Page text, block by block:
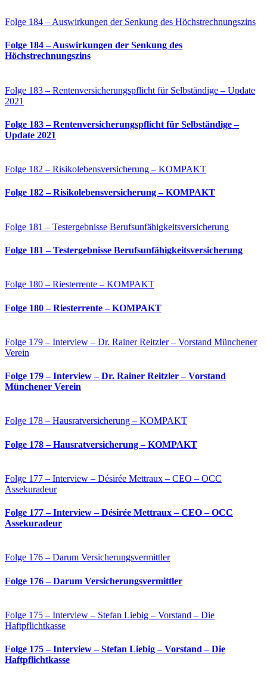
Folge 184 – Auswirkungen der Senkung des Höchstrechnungszins
Folge 184 – Auswirkungen der Senkung des
Höchstrechnungszins
Folge 183 – Rentenversicherungspflicht für Selbständige – Update
2021
Folge 183 – Rentenversicherungspflicht für Selbständige –
Update 2021
Folge 182 – Risikolebensversicherung – KOMPAKT
Folge 182 – Risikolebensversicherung – KOMPAKT
Folge 181 – Testergebnisse Berufsunfähigkeitsversicherung
Folge 181 – Testergebnisse Berufsunfähigkeitsversicherung
Folge 180 – Riesterrente – KOMPAKT
Folge 180 – Riesterrente – KOMPAKT
Folge 179 – Interview – Dr. Rainer Reitzler – Vorstand Münchener
Verein
Folge 179 – Interview – Dr. Rainer Reitzler – Vorstand
Münchener Verein
Folge 178 – Hausratversicherung – KOMPAKT
Folge 178 – Hausratversicherung – KOMPAKT
Folge 177 – Interview – Désirée Mettraux – CEO – OCC
Assekuradeur
Folge 177 – Interview – Désirée Mettraux – CEO – OCC
Assekuradeur
Folge 176 – Darum Versicherungsvermittler
Folge 176 – Darum Versicherungsvermittler
Folge 175 – Interview – Stefan Liebig – Vorstand – Die
Haftpflichtkasse
Folge 175 – Interview – Stefan Liebig – Vorstand – Die
Haftpflichtkasse